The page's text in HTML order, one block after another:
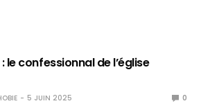
le confessionnal de l’église
5 JUIN 2025 0